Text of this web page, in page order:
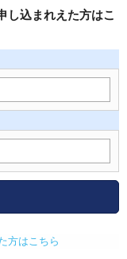
し込まれえた方はこ
方はこちら